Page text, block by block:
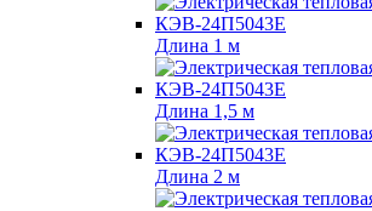
Длина 1 м
Длина 1,5 м
Длина 2 м